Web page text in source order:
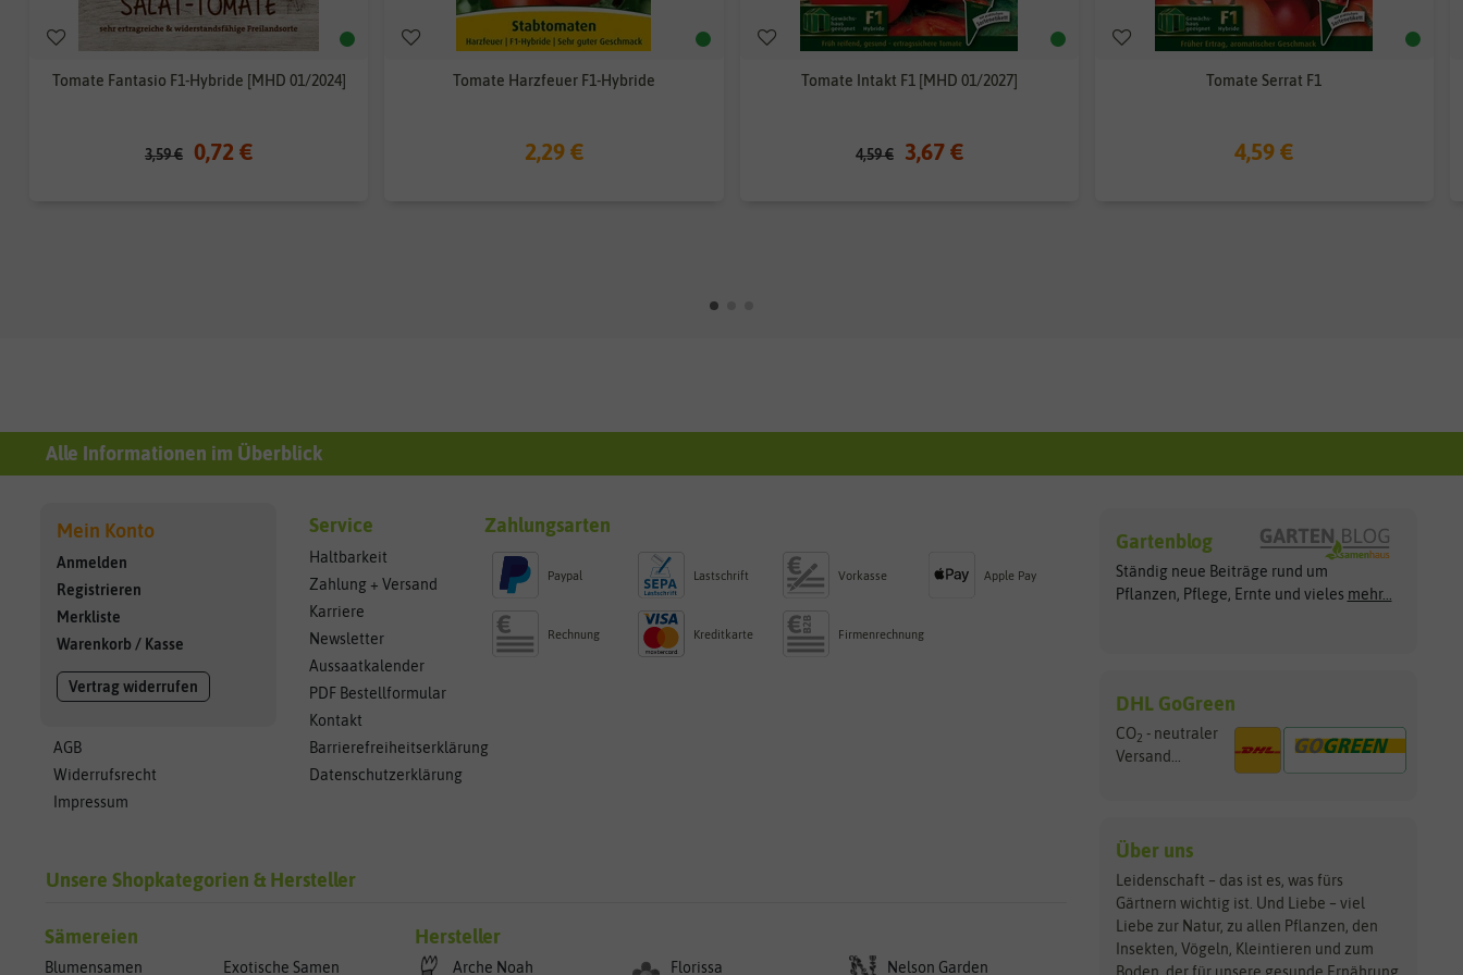
Tomate Fantasio F1-Hybride [MHD 01/2024]
3,59 € 0,72 €
Tomate Harzfeuer F1-Hybride
2,29 €
Tomate Intakt F1 [MHD 01/2027]
4,59 € 3,67 €
Tomate Serrat F1
4,59 €
Alle Informationen im Überblick
Mein Konto
Anmelden
Registrieren
Merkliste
Warenkorb / Kasse
Vertrag widerrufen
AGB
Widerrufsrecht
Impressum
Service
Haltbarkeit
Zahlung + Versand
Karriere
Newsletter
Aussaatkalender
PDF Bestellformular
Kontakt
Barrierefreiheitserklärung
Datenschutzerklärung
Zahlungsarten
Paypal Lastschrift Vorkasse Apple Pay
Rechnung Kreditkarte Firmenrechnung
Unsere Shopkategorien & Hersteller
Sämereien
Blumensamen Exotische Samen
Hersteller
Arche Noah Florissa Nelson Garden
Gartenblog
Ständig neue Beiträge rund um
Pflanzen, Pflege, Ernte und vieles mehr...
DHL GoGreen
CO2 - neutraler
Versand...
Über uns
Leidenschaft – das ist es, was fürs
Gärtnern wichtig ist. Und Liebe – viel
Liebe zur Natur, zu allen Pflanzen, den
Insekten, Vögeln, Kleintieren und zum